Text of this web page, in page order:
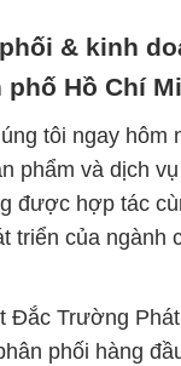
& kinh
Hồ Chí
tôi ngay hôm
phẩm và dịch
được hợp tác
triển của ngành
Đắc Trường
phối hàng